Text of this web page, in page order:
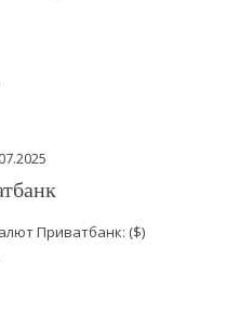
Приватбанк: ($)